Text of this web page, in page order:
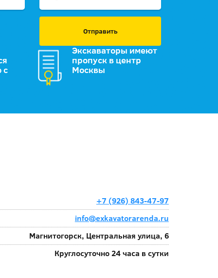
Отправить
с
Экскаваторы имеют
пропуск в центр
Москвы
+7 (926) 843-47-97
info@exkavatorarenda.ru
Магнитогорск, Центральная улица, 6
Круглосуточно 24 часа в сутки